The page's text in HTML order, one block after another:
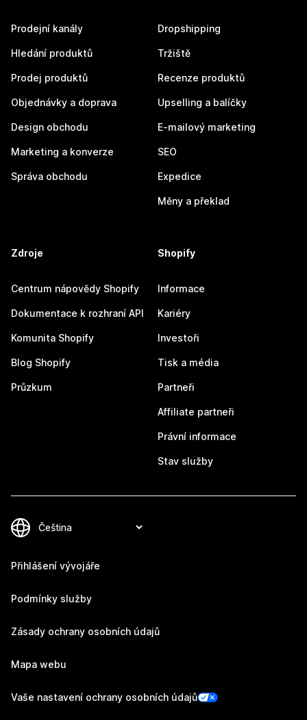
Prodejní kanály
Hledání produktů
Prodej produktů
Objednávky a doprava
Design obchodu
Marketing a konverze
Správa obchodu
Dropshipping
Tržiště
Recenze produktů
Upselling a balíčky
E-mailový marketing
SEO
Expedice
Měny a překlad
Zdroje
Centrum nápovědy Shopify
Dokumentace k rozhraní API
Komunita Shopify
Blog Shopify
Průzkum
Shopify
Informace
Kariéry
Investoři
Tisk a média
Partneři
Affiliate partneři
Právní informace
Stav služby
Přihlášení vývojáře
Podmínky služby
Zásady ochrany osobních údajů
Mapa webu
Vaše nastavení ochrany osobních údajů